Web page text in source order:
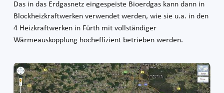
Das in das Erdgasnetz eingespeiste Bioerdgas kann dann in
Blockheizkraftwerken verwendet werden, wie sie u.a. in den
4 Heizkraftwerken in Fürth mit vollständiger
Wärmeauskopplung hocheffizient betrieben werden.